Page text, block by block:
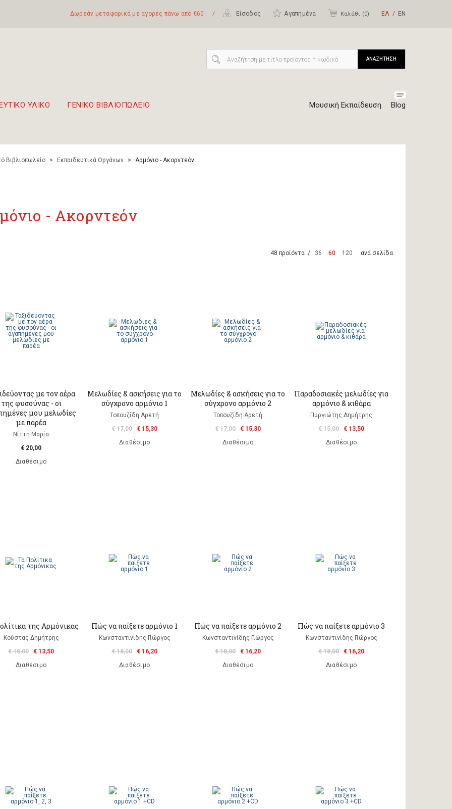
Δωρεάν μεταφορικά με αγορές πάνω από €60 / Είσοδος Αγαπημένα Καλάθι (0) ΕΛ ΕΝ
ΥΛΙΚΟ ΓΕΝΙΚΟ ΒΙΒΛΙΟΠΩΛΕΙΟ Μουσική Εκπαίδευση Blog
ΑΝΑΖΗΤΗΣΗ
Βιβλιοπωλείο > Εκπαιδευτικά Οργάνων > Αρμόνιο - Ακορντεόν
- Ακορντεόν
48 προϊόντα / 36 60 120 ανά σελίδα
με τον αέρα
της φυσούνας - οι
μου μελωδίες
με παρέα
Νίττη Μαρία
€ 20,00
Διαθέσιμο
Μελωδίες & ασκήσεις για το
σύγχρονο αρμόνιο 1
Τοπουζίδη Αρετή
€ 17,00
€ 15,30
Διαθέσιμο
Μελωδίες & ασκήσεις για το
σύγχρονο αρμόνιο 2
Τοπουζίδη Αρετή
€ 17,00
€ 15,30
Διαθέσιμο
Παραδοσιακές μελωδίες για
αρμόνιο & κιθάρα
Πυργιώτης Δημήτρης
€ 15,00
€ 13,50
Διαθέσιμο
της Αρμόνικας
Κούστας Δημήτρης
€ 15,00
€ 13,50
Διαθέσιμο
Πώς να παίξετε αρμόνιο 1
Κωνσταντινίδης Γιώργος
€ 18,00
€ 16,20
Διαθέσιμο
Πώς να παίξετε αρμόνιο 2
Κωνσταντινίδης Γιώργος
€ 18,00
€ 16,20
Διαθέσιμο
Πώς να παίξετε αρμόνιο 3
Κωνσταντινίδης Γιώργος
€ 18,00
€ 16,20
Διαθέσιμο